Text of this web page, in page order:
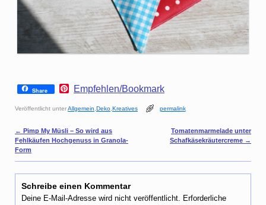
Share
P
n
r
e
t
Empfehlen/Bookmark
Veröffentlicht unterAllgemein Deko Kreatives permalink
Artikelnavigation
← Pimp My Müsli – So wird aus
Fehlkäufen Hochgenuss in Granola-
Form
Tomatenmarmelade unter
Schafkäsekräutercreme →
Schreibe einen Kommentar
Deine E-Mail-Adresse wird nicht veröffentlicht. Erforderliche